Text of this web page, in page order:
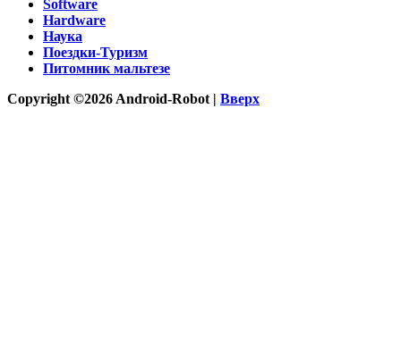
Software
Hardware
Наука
Поездки-Туризм
Питомник мальтезе
Copyright ©2026 Android-Robot | Вверх